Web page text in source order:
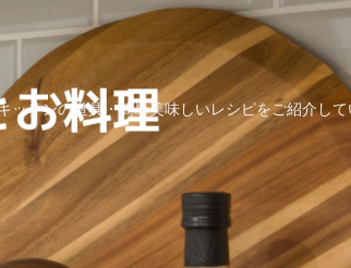
チンの道具・簡単美味しいレシピをご紹介して